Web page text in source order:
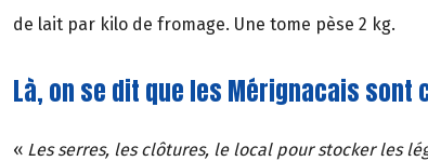
de lait par kilo de fromage. Une tome pèse 2 kg.
Là, on se dit que les Mérignacais sont
« Les serres, les clôtures, le local pour stocker les